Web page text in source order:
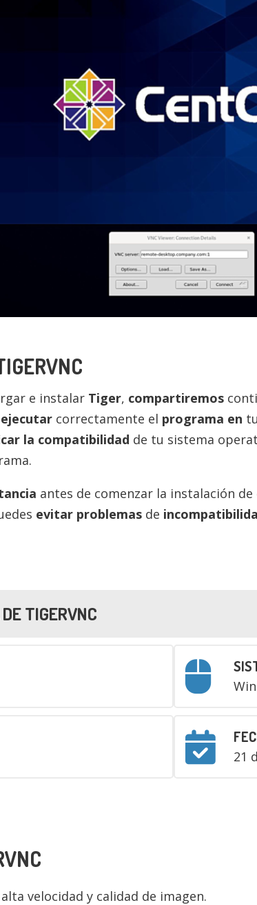
e instalar Tiger, compartiremos
ejecutar correctamente el programa en
la compatibilidad de tu sistema
antes de comenzar la instalación
evitar problemas de
TIGERVNC
21
velocidad y calidad de imagen.